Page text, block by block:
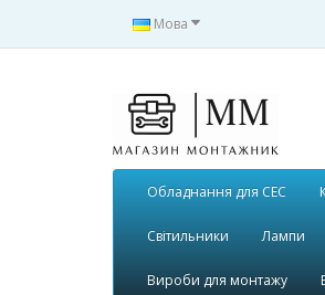
Мова
Обладнання для СЕС
Світильники Лампи
Вироби для монтажу